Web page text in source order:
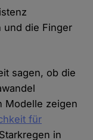
und die Finger
sagen, ob die
Modelle zeigen
für
in